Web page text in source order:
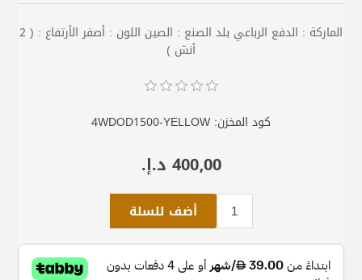
الماركة : الدفع الرباعي بلد الصنع : الصين اللون : أصفر الأرتفاع : ( 2
أنش )
كود المخزن: 4WDOD1500-YELLOW
400٫00 د.إ.‏
أضف للسلة